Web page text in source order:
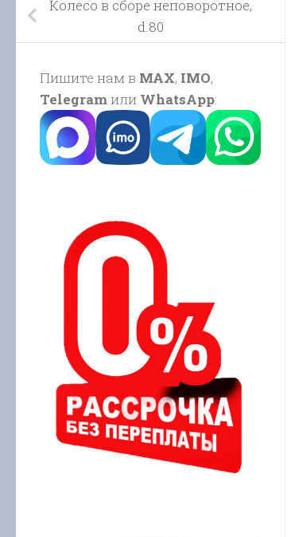
Колесо в сборе неповоротное,
d.80
Пишите нам в MAX, IMO,
Telegramили WhatsApp: